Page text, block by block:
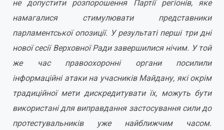
не допустити розпорошення Партії регіонів, яке
намагалися стимулювати представники
парламентської опозиції. У результаті перші три дні
нової сесії Верховної Ради завершилися нічим. У той
же час правоохоронні органи посилили
інформаційні атаки на учасників Майдану, які окрім
традиційної мети дискредитувати їх, можуть бути
використані для виправдання застосування сили до
протестувальників уже найближчим часом.